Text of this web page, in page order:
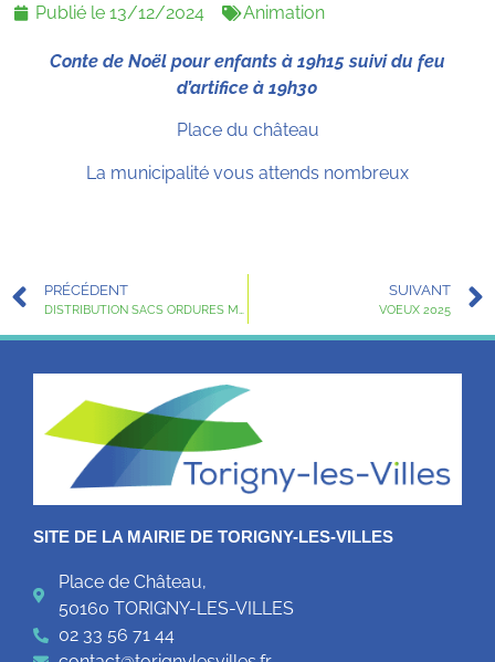
Publié le13/12/2024 Animation
Conte de Noël pour enfants à 19h15 suivi du feu
d’artifice à 19h30
Place du château
La municipalité vous attends nombreux
PRÉCÉDENT SUIVANT
VOEUX 2025
SITE DE LA MAIRIE DE TORIGNY-LES-VILLES
Place de Château,
50160 TORIGNY-LES-VILLES
02 33 56 71 44